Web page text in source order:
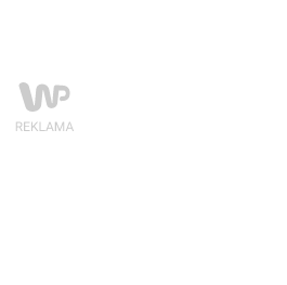
a zarazem subtelny sposób
wyobraźni…